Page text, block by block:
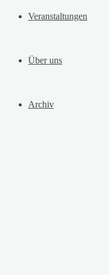
Veranstaltungen
Über uns
Archiv